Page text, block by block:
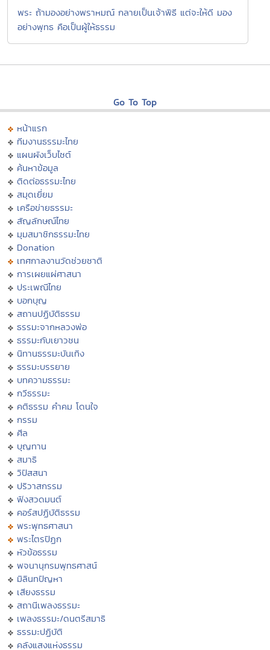
พระ ถ้ามองอย่างพราหมณ์ กลายเป็นเจ้าพิธี แต่จะให้ดี มอง
อย่างพุทธ คือเป็นผู้ให้ธรรม
Go To Top
หน้าแรก
ทีมงานธรรมะไทย
แผนผังเว็บไซต์
ค้นหาข้อมูล
ติดต่อธรรมะไทย
สมุดเยี่ยม
เครือข่ายธรรมะ
สัญลักษณ์ไทย
มุมสมาชิกธรรมะไทย
Donation
เทศกาลงานวัดช่วยชาติ
การเผยแผ่ศาสนา
ประเพณีไทย
บอกบุญ
สถานปฏิบัติธรรม
ธรรมะจากหลวงพ่อ
ธรรมะกับเยาวชน
นิทานธรรมะบันเทิง
ธรรมะบรรยาย
บทความธรรมะ
กวีธรรมะ
คติธรรม คำคม โดนใจ
กรรม
ศีล
บุญทาน
สมาธิ
วิปัสสนา
ปริวาสกรรม
ฟังสวดมนต์
คอร์สปฏิบัติธรรม
พระพุทธศาสนา
พระไตรปิฏก
หัวข้อธรรม
พจนานุกรมพุทธศาสน์
มิลินทปัญหา
เสียงธรรม
สถานีเพลงธรรมะ
เพลงธรรมะ/ดนตรีสมาธิ
ธรรมะปฏิบัติ
คลังแสงแห่งธรรม